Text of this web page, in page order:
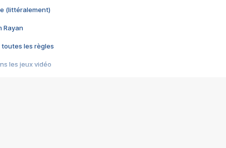
(littéralement)
Rayan
toutes les règles
les jeux vidéo